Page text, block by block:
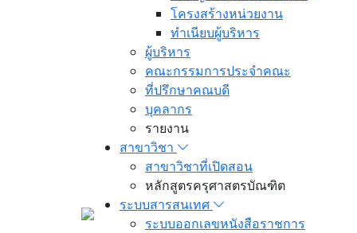
โครงสร้างหน่วยงาน
ทำเนียบผู้บริหาร
ผู้บริหาร
คณะกรรมการประจำคณะ
ที่ปรึกษาคณบดี
บุคลากร
รายงาน
สาขาวิชา
สาขาวิชาที่เปิดสอน
หลักสูตรครุศาสตรบัณฑิต
ระบบสารสนเทศ
ระบบออกเลขหนังสือราชการ